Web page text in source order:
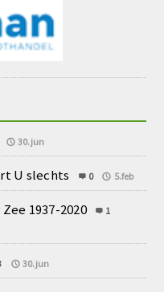
30.jun
U slechts 0 5.feb
1937-2020
1
30.jun